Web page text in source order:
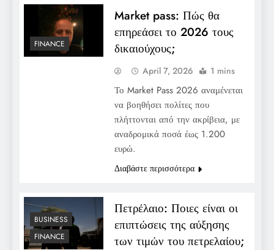
FINANCE
Market pass: Πώς θα
επηρεάσει το 2026 τους
δικαιούχους;
April 7, 2026 1 mins
Το Market Pass 2026 αναμένεται
να βοηθήσει πολίτες που
πλήττονται από την ακρίβεια, με
αναδρομικά ποσά έως 1.200
ευρώ.
Διαβάστε περισσότερα
BUSINESS
FINANCE
Πετρέλαιο: Ποιες είναι οι
επιπτώσεις της αύξησης
των τιμών του πετρελαίου;